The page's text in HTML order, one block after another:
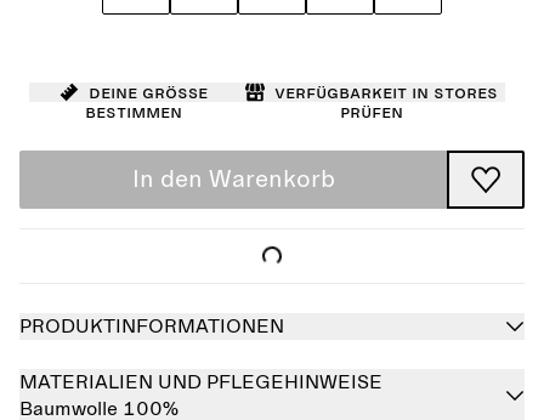
Deine Größe
bestimmen
Verfügbarkeit in Stores
prüfen
In den Warenkorb
PRODUKTINFORMATIONEN
MATERIALIEN UND PFLEGEHINWEISE
Baumwolle 100%